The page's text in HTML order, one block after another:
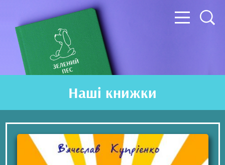
Наші книжки